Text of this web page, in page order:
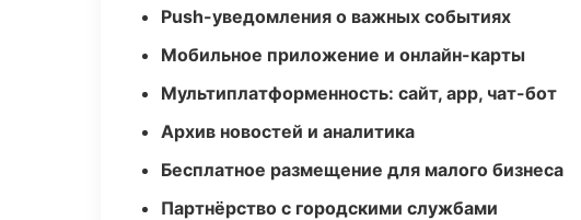
Push-уведомления о важных событиях
Мобильное приложение и онлайн-карты
Мультиплатформенность: сайт, app, чат-бот
Архив новостей и аналитика
Бесплатное размещение для малого бизнеса
Партнёрство с городскими службами